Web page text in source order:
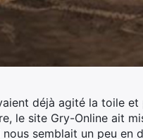
déjà agité la toile et
le site Gry-Online ait
semblait un peu en